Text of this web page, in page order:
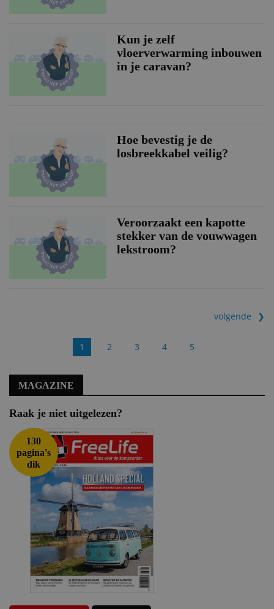
Kun je zelf
vloerverwarming inbouwen
in je caravan?
Hoe bevestig je de
losbreekkabel veilig?
Veroorzaakt een kapotte
stekker van de vouwwagen
lekstroom?
1 2 3 4 5
volgende
MAGAZINE
Raak je niet uitgelezen?
130
pagina's
dik